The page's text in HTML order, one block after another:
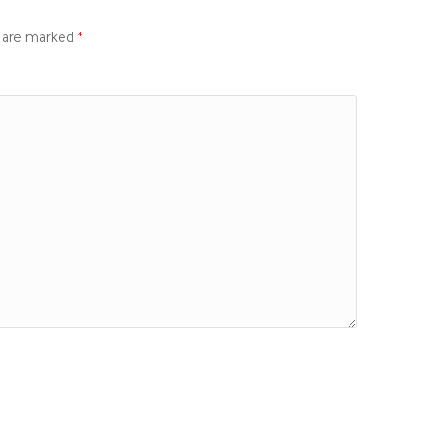
marked *